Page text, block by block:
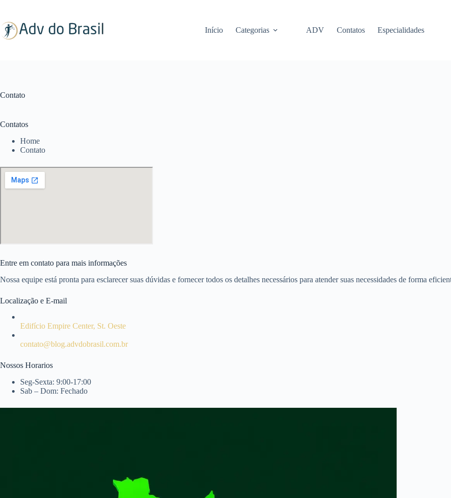
o
conteúdo
Início Categorias ADV Contatos Especialidades
Contato
Contatos
Home
Contato
Entre em contato para mais informações
Nossa equipe está pronta para esclarecer suas dúvidas e fornecer todos os detalhes necessários para atender suas necessidades de forma
Localização e E-mail
Edifício Empire Center, St. Oeste
contato@blog.advdobrasil.com.br
Nossos Horarios
Seg-Sexta: 9:00-17:00
Sab – Dom: Fechado